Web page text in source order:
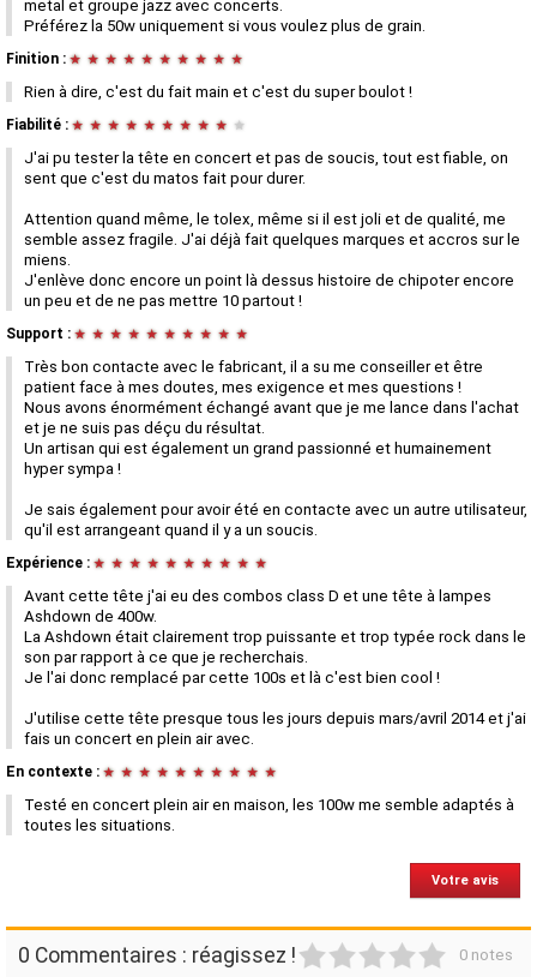
metal et groupe jazz avec concerts.
Préférez la 50w uniquement si vous voulez plus de grain.
Finition : ★ ★ ★ ★ ★ ★ ★ ★ ★ ★
Rien à dire, c'est du fait main et c'est du super boulot !
Fiabilité : ★ ★ ★ ★ ★ ★ ★ ★ ★ ★
J'ai pu tester la tête en concert et pas de soucis, tout est fiable, on
sent que c'est du matos fait pour durer.
Attention quand même, le tolex, même si il est joli et de qualité, me
semble assez fragile. J'ai déjà fait quelques marques et accros sur le
miens.
J'enlève donc encore un point là dessus histoire de chipoter encore
un peu et de ne pas mettre 10 partout !
Support : ★ ★ ★ ★ ★ ★ ★ ★ ★ ★
Très bon contacte avec le fabricant, il a su me conseiller et être
patient face à mes doutes, mes exigence et mes questions !
Nous avons énormément échangé avant que je me lance dans l'achat
et je ne suis pas déçu du résultat.
Un artisan qui est également un grand passionné et humainement
hyper sympa !
Je sais également pour avoir été en contacte avec un autre utilisateur,
qu'il est arrangeant quand il y a un soucis.
Expérience : ★ ★ ★ ★ ★ ★ ★ ★ ★ ★
Avant cette tête j'ai eu des combos class D et une tête à lampes
Ashdown de 400w.
La Ashdown était clairement trop puissante et trop typée rock dans le
son par rapport à ce que je recherchais.
Je l'ai donc remplacé par cette 100s et là c'est bien cool !
J'utilise cette tête presque tous les jours depuis mars/avril 2014 et j'ai
fais un concert en plein air avec.
En contexte : ★ ★ ★ ★ ★ ★ ★ ★ ★ ★
Testé en concert plein air en maison, les 100w me semble adaptés à
toutes les situations.
Votre avis
0 Commentaires : réagissez ! 0 notes